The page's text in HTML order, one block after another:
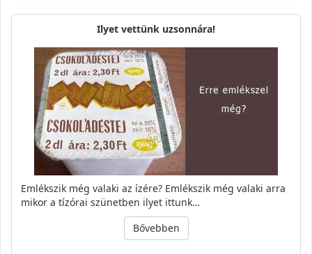
Ilyet vettünk uzsonnára!
Emlékszik még valaki az ízére? Emlékszik még valaki arra
mikor a tízórai szünetben ilyet ittunk…
Bővebben